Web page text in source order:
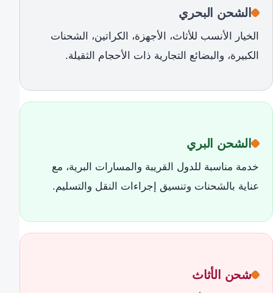
الشحن البحري
الخيار الأنسب للأثاث، الأجهزة، الكراتين، الشحنات
الكبيرة، والبضائع التجارية ذات الأحجام الثقيلة.
الشحن البري
خدمة مناسبة للدول القريبة والمسارات البرية، مع
عناية بالشحنات وتنسيق إجراءات النقل والتسليم.
شحن الأثاث